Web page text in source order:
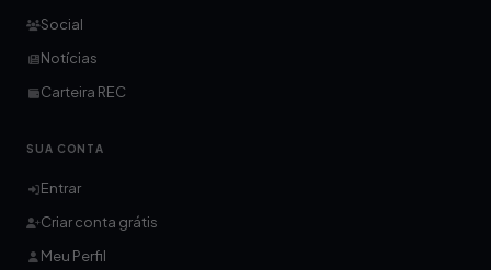
Social
Notícias
Carteira REC
SUA CONTA
Entrar
Criar conta grátis
Meu Perfil